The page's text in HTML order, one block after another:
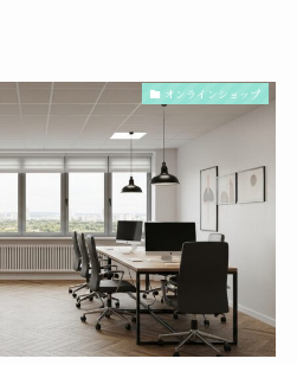
オンラインショップ